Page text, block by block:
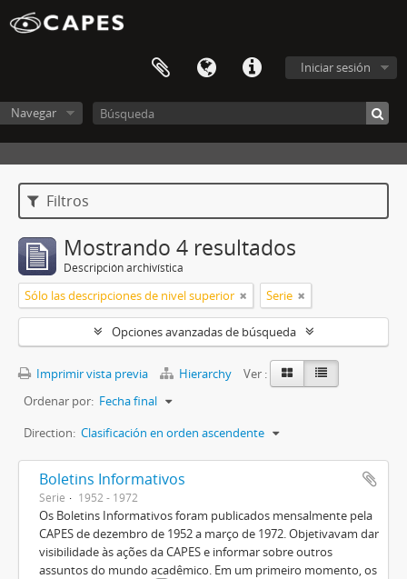
Iniciar sesión
Navegar
Filtros
Mostrando 4 resultados
Descripción archivística
Sólo las descripciones de nivel superior Serie
Opciones avanzadas de búsqueda
Imprimir vista previa Hierarchy
Ver :
Ordenar por: Fecha final
Direction: Clasificación en orden ascendente
Boletins Informativos
Serie 1952 - 1972
Os Boletins Informativos foram publicados mensalmente pela
CAPES de dezembro de 1952 a março de 1972. Objetivavam dar
visibilidade às ações da CAPES e informar sobre outros
assuntos do mundo acadêmico. Em um primeiro momento, os